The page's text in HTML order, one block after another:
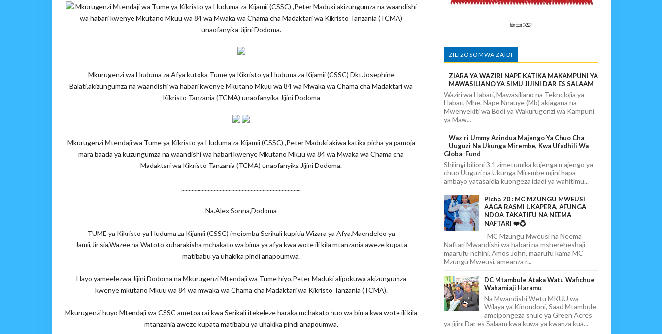
WRRB YAJA NA UBUNIFU KWENYE ZAO LA PARACHICHI
Alex Sonna-Aug 08 2026
WMA YAPONGEZWA KWA KUANZISHA KLABU ZA VIPIMO SHULENI
PROF. SHEMDOE AHAIDI TAMISEMI KUTEKELEZA KIKAMILIFU JUKUMU LA USIMAMIZI WA DART
Niliteswa Na Ndoto Za Kutisha Usiku, Mpaka Kinga Imara Ilipofagia Majini Yote Nyumbani
Zawadi-Aug 08 2026
Mkurugenzi Mtendaji wa Tume ya Kikristo ya Huduma za Kijamii (CSSC) ,Peter Maduki akizungumza na waandishi
wa habari kwenye Mkutano Mkuu wa 84 wa Mwaka wa Chama cha Madaktari wa Kikristo Tanzania (TCMA)
unaofanyika Jijini Dodoma.
Mkurugenzi wa Huduma za Afya kutoka Tume ya Kikristo ya Huduma za Kijamii (CSSC) Dkt.Josephine
Balati,akizungumza na waandishi wa habari kwenye Mkutano Mkuu wa 84 wa Mwaka wa Chama cha Madaktari wa
Kikristo Tanzania (TCMA) unaofanyika Jijini Dodoma
Mkurugenzi Mtendaji wa Tume ya Kikristo ya Huduma za Kijamii (CSSC) ,Peter Maduki akiwa katika picha ya pamoja
mara baada ya kuzungumza na waandishi wa habari kwenye Mkutano Mkuu wa 84 wa Mwaka wa Chama cha
Madaktari wa Kikristo Tanzania (TCMA) unaofanyika Jijini Dodoma.
.................................................................................
Na.Alex Sonna,Dodoma
TUME ya Kikristo ya Huduma za Kijamii (CSSC) imeiomba Serikali kupitia Wizara ya Afya,Maendeleo ya
Jamii,Jinsia,Wazee na Watoto kuharakisha mchakato wa bima ya afya kwa wote ili kila mtanzania aweze kupata
matibabu ya uhakika pindi anapoumwa.
Hayo yameelezwa Jijini Dodoma na Mkurugenzi Mtendaji wa Tume hiyo,Peter Maduki alipokuwa akizungumza
kwenye mkutano Mkuu wa 84 wa mwaka wa Chama cha Madaktari wa Kikristo Tanzania (TCMA).
Mkurugenzi huyo Mtendaji wa CSSC ametoa rai kwa Serikali itekeleze haraka mchakato huo wa bima kwa wote ili kila
mtanzania aweze kupata matibabu ya uhakika pindi anapoumwa.
ZILIZOSOMWA ZAIDI
ZIARA YA WAZIRI NAPE KATIKA MAKAMPUNI YA
MAWASILIANO YA SIMU JIJINI DAR ES SALAAM
Waziri wa Habari, Mawasiliano na Teknolojia ya
Habari, Mhe. Nape Nnauye (Mb) akiagana na
Mwenyekiti wa Bodi ya Wakurugenzi wa Kampuni
ya Maw...
Waziri Ummy Azindua Majengo Ya Chuo Cha
Uuguzi Na Ukunga Mirembe, Kwa Ufadhili Wa
Global Fund
Shilingi bilioni 3.1 zimetumika kujenga majengo ya
chuo Uuguzi na Ukunga Mirembe mjini hapa
ambayo yatasaidia kuongeza idadi ya wahitimu...
Picha 70 : MC MZUNGU MWEUSI
AAGA RASMI UKAPERA, AFUNGA
NDOA TAKATIFU NA NEEMA
NAFTARI ❤️💍
MC Mzungu Mweusi na Neema
Naftari Mwandishi wa habari na mshereheshaji
maarufu nchini, Amos John, maarufu kama MC
Mzungu Mweusi, ameanza r...
DC Mtambule Ataka Watu Wafichue
Wahamiaji Haramu
Na Mwandishi Wetu MKUU wa
Wilaya ya Kinondoni, Saad Mtambule
ameipongeza shule ya Green Acres
ya jijini Dar es Salaam kwa kuwa ya kwanza kua...